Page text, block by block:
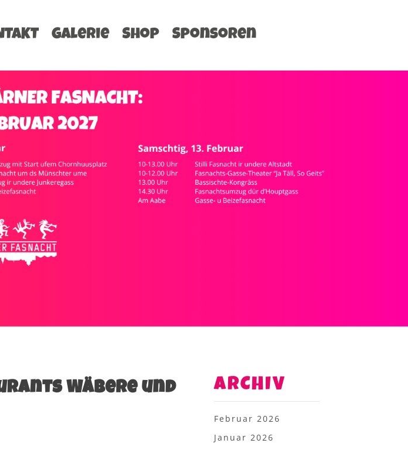
Galerie Shop Sponsoren
Wäbere und
ARCHIV
Februar 2026
Januar 2026